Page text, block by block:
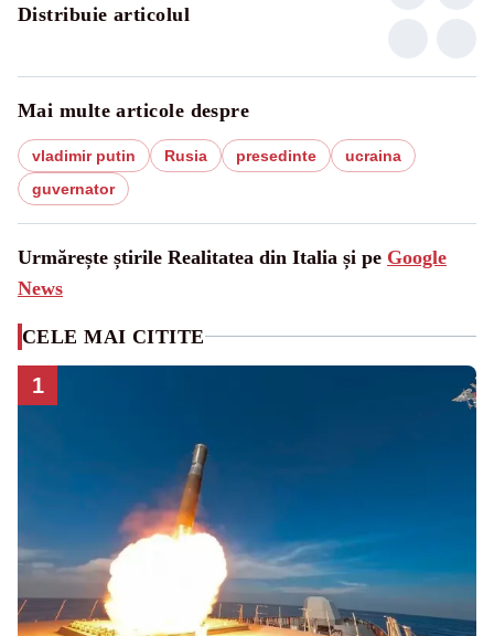
Distribuie articolul
Mai multe articole despre
vladimir putin Rusia presedinte
ucraina
guvernator
Urmărește știrile Realitatea din Italia și pe Google
News
CELE MAI CITITE
1